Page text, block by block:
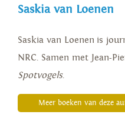
huwelijk(1998),Blinde
samenwerking met
Nederlanders
(Foto: Fjodor Buis)
Saskia van Loenen
Saskia van Loenen is
NRC. Samen met Jean-
Spotvogels.
Meer boeken van deze